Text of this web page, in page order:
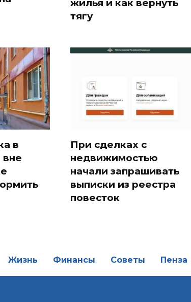
жилья и как вернуть
тягу
в
При сделках с
недвижимостью
начали запрашивать
выписки из реестра
повесток
Жизнь Финансы Советы Пенза